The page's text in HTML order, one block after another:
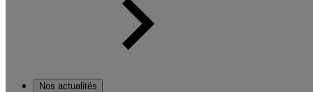
Nos actualités